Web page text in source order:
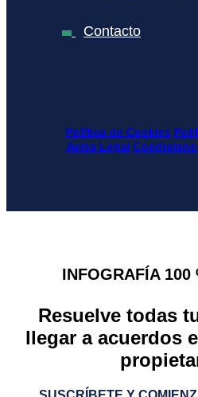
Contacto
Política de Cookies
Aviso Legal
INFOGRAFÍA 100
Resuelve todas
llegar a acuerdos